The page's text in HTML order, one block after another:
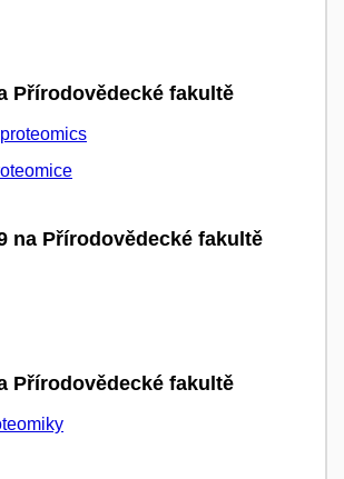
Přírodovědecké fakultě
na Přírodovědecké fakultě
Přírodovědecké fakultě